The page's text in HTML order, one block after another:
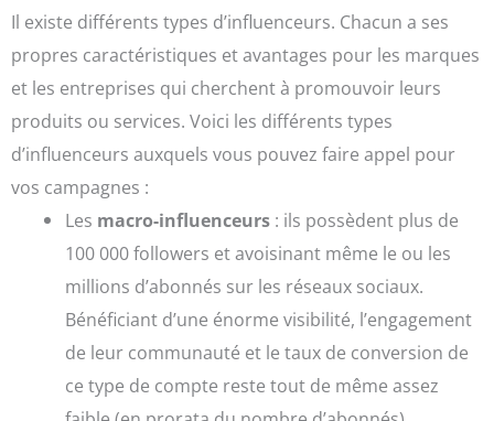
Il existe différents types d’influenceurs. Chacun a ses
propres caractéristiques et avantages pour les marques
et les entreprises qui cherchent à promouvoir leurs
produits ou services. Voici les différents types
d’influenceurs auxquels vous pouvez faire appel pour
vos campagnes :
Les macro-influenceurs : ils possèdent plus de
100 000 followers et avoisinant même le ou les
millions d’abonnés sur les réseaux sociaux.
Bénéficiant d’une énorme visibilité, l’engagement
de leur communauté et le taux de conversion de
ce type de compte reste tout de même assez